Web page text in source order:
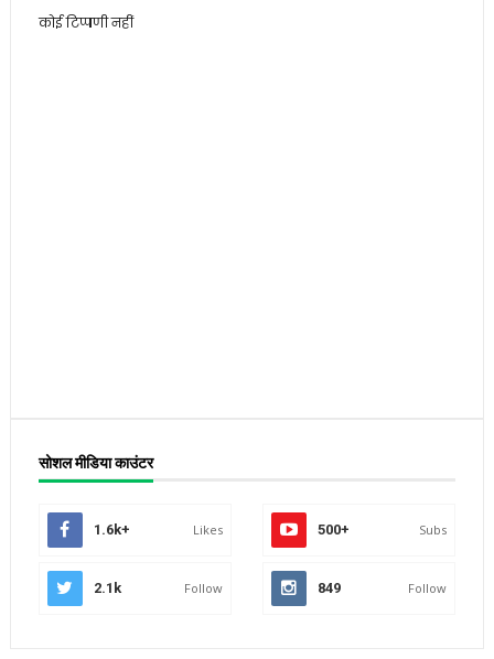
कोई टिप्पणी नहीं
सोशल मीडिया काउंटर
1.6k+ Likes 500+ Subs
2.1k Follow 849 Follow